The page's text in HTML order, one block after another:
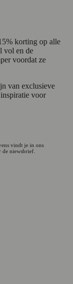
korting op alle
vol en de
voordat ze
van exclusieve
voor
vindt je in ons
de niewsbrief.